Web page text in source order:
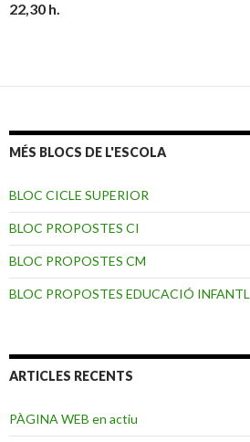
22,30 h.
MÉS BLOCS DE L'ESCOLA
BLOC CICLE SUPERIOR
BLOC PROPOSTES CI
BLOC PROPOSTES CM
BLOC PROPOSTES EDUCACIÓ INFANTL
ARTICLES RECENTS
PÀGINA WEB en actiu